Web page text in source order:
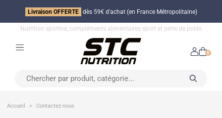
Livraison OFFERTE dès 59€ d'achat (en France Métropolitaine)
Nutrition sportive, compléments alimentaires sport et perte de poids
0
Accueil Contactez nous